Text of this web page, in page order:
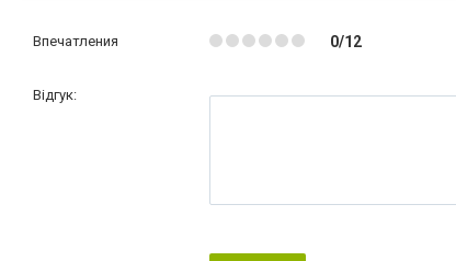
Впечатления 0/12
Відгук: